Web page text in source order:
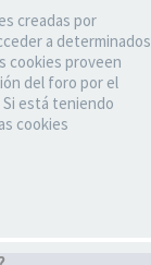
creadas por
a determinados
cookies proveen
del foro por el
Si está teniendo
cookies